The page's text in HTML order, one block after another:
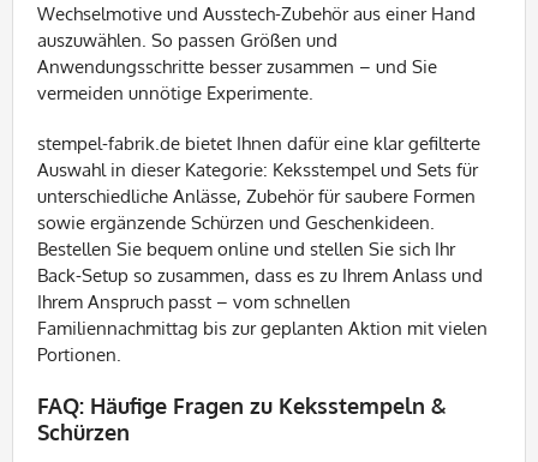
Wechselmotive und Ausstech-Zubehör aus einer Hand
auszuwählen. So passen Größen und
Anwendungsschritte besser zusammen – und Sie
vermeiden unnötige Experimente.
stempel-fabrik.de bietet Ihnen dafür eine klar gefilterte
Auswahl in dieser Kategorie: Keksstempel und Sets für
unterschiedliche Anlässe, Zubehör für saubere Formen
sowie ergänzende Schürzen und Geschenkideen.
Bestellen Sie bequem online und stellen Sie sich Ihr
Back-Setup so zusammen, dass es zu Ihrem Anlass und
Ihrem Anspruch passt – vom schnellen
Familiennachmittag bis zur geplanten Aktion mit vielen
Portionen.
FAQ: Häufige Fragen zu Keksstempeln &
Schürzen